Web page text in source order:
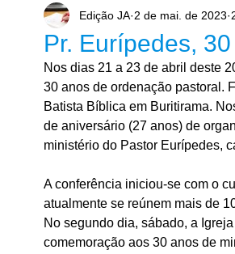
Teologia & Prática A Igreja e a Lei
Pr. Eurípedes,
Edição JA 2 de mai. de 2023
Nos dias 21 a 23 de abril deste
30 anos de ordenação pastoral.
Batista Bíblica em Buritirama.
de aniversário (27 anos) de
ministério do Pastor Eurípedes,
A conferência iniciou-se com o
atualmente se reúnem mais de
No segundo dia, sábado, a
comemoração aos 30 anos de